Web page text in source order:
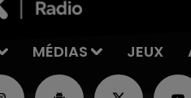
MÉDIAS JEUX